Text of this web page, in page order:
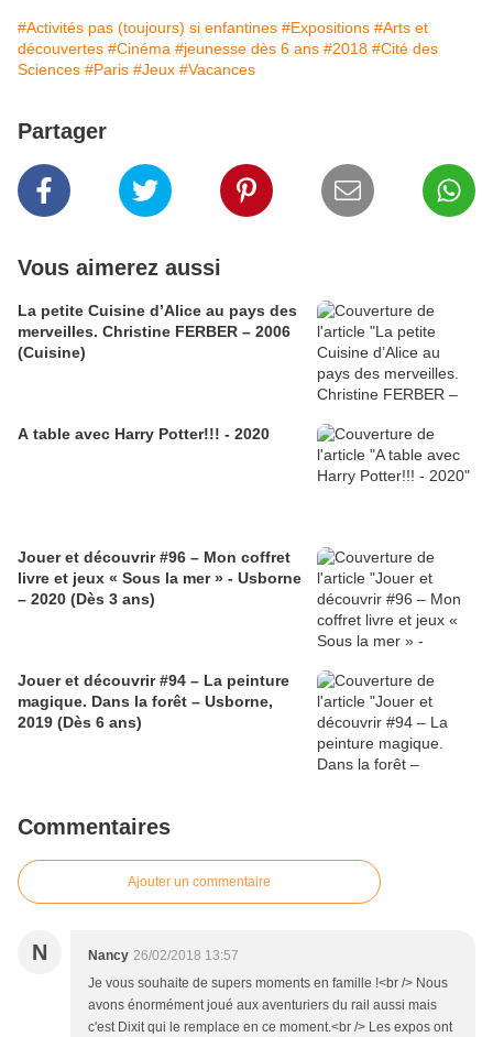
#Activités pas (toujours) si enfantines #Expositions #Arts et
découvertes #Cinéma #jeunesse dès 6 ans #2018 #Cité des
Sciences #Paris #Jeux #Vacances
Partager
Vous aimerez aussi
La petite Cuisine d’Alice au pays des
merveilles. Christine FERBER – 2006
(Cuisine)
A table avec Harry Potter!!! - 2020
Jouer et découvrir #96 – Mon coffret
livre et jeux « Sous la mer » - Usborne
– 2020 (Dès 3 ans)
Jouer et découvrir #94 – La peinture
magique. Dans la forêt – Usborne,
2019 (Dès 6 ans)
Commentaires
Ajouter un commentaire
N Nancy 26/02/2018 13:57
Je vous souhaite de supers moments en famille !<br /> Nous
avons énormément joué aux aventuriers du rail aussi mais
c'est Dixit qui le remplace en ce moment.<br /> Les expos ont